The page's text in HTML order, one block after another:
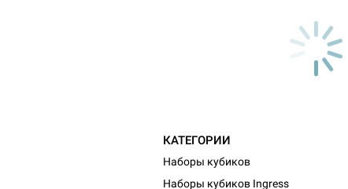
КАТЕГОРИИ
Наборы кубиков
Наборы кубиков Ingress